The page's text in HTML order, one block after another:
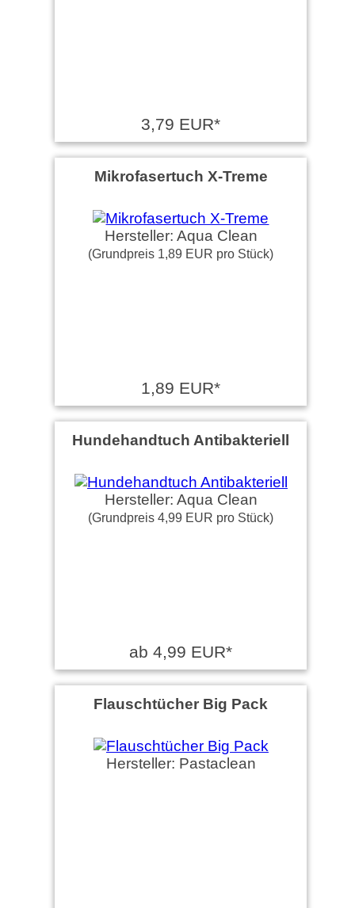
3,79 EUR*
Mikrofasertuch X-Treme
Hersteller: Aqua Clean
(Grundpreis 1,89 EUR pro Stück)
1,89 EUR*
Hundehandtuch Antibakteriell
Hersteller: Aqua Clean
(Grundpreis 4,99 EUR pro Stück)
ab 4,99 EUR*
Flauschtücher Big Pack
Hersteller: Pastaclean